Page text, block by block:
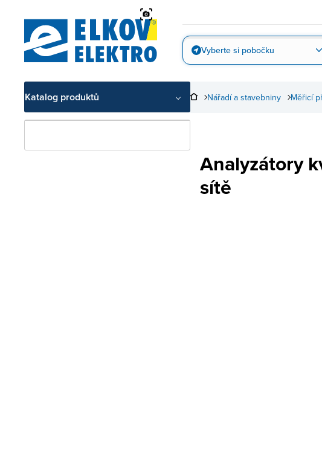
Vyberte si pobočku
Katalog produktů Měřicí
Nářadí a stavebniny
Analyzátory
sítě